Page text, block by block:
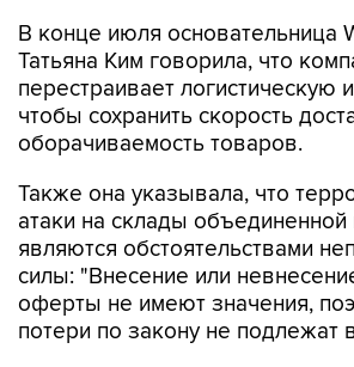
В конце июля основательница
Татьяна Ким говорила, что
перестраивает логистическую
чтобы сохранить скорость
оборачиваемость товаров.
Также она указывала, что
атаки на склады объединенной
являются обстоятельствами
силы: "Внесение или
оферты не имеют значения,
потери по закону не